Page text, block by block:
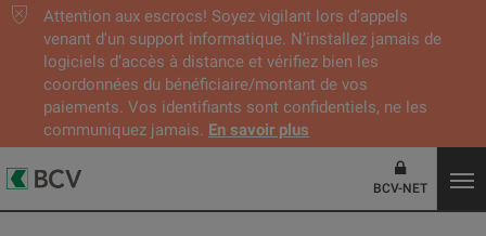
Attention aux escrocs! Soyez vigilant lors d’appels
venant d'un support informatique. N’installez jamais de
logiciels d’accès à distance et vérifiez bien les
coordonnées du bénéficiaire/montant de vos
paiements. Vos identifiants sont confidentiels, ne les
communiquez jamais. En savoir plus
BCV-NET